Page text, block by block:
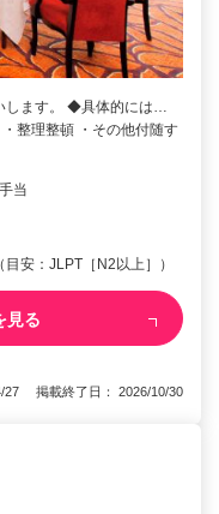
します。 ◆具体的には…
整理整頓 ・その他付随す
当
安：JLPT［N2以上］）
見る
27 掲載終了日： 2026/10/30